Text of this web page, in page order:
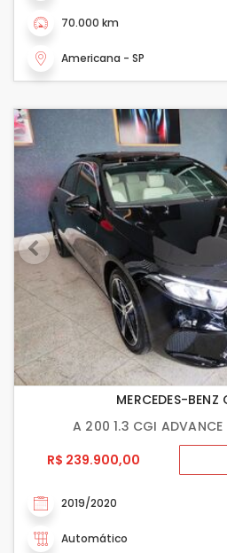
70.000 km
Americana - SP
MERCEDES-BENZ
A 200 1.3 CGI
R$ 239.900,00
2019/2020
Automático